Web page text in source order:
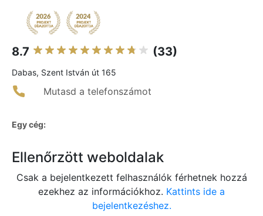
8.7 (33)
Dabas, Szent István út 165
Mutasd a telefonszámot
Egy cég:
Ellenőrzött weboldalak
Csak a bejelentkezett felhasználók férhetnek hozzá
ezekhez az információkhoz. Kattints ide a
bejelentkezéshez.